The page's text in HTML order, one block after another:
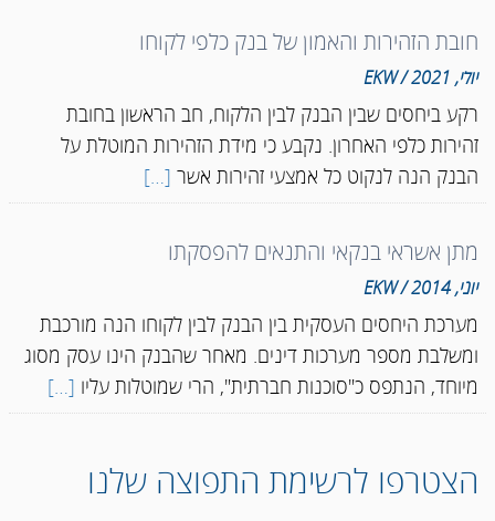
חובת הזהירות והאמון של בנק כלפי לקוחו
יולי, 2021 / EKW
רקע ביחסים שבין הבנק לבין הלקוח, חב הראשון בחובת
זהירות כלפי האחרון. נקבע כי מידת הזהירות המוטלת על
הבנק הנה לנקוט כל אמצעי זהירות אשר […]
מתן אשראי בנקאי והתנאים להפסקתו
יוני, 2014 / EKW
מערכת היחסים העסקית בין הבנק לבין לקוחו הנה מורכבת
ומשלבת מספר מערכות דינים. מאחר שהבנק הינו עסק מסוג
מיוחד, הנתפס כ"סוכנות חברתית", הרי שמוטלות עליו […]
הצטרפו לרשימת התפוצה שלנו